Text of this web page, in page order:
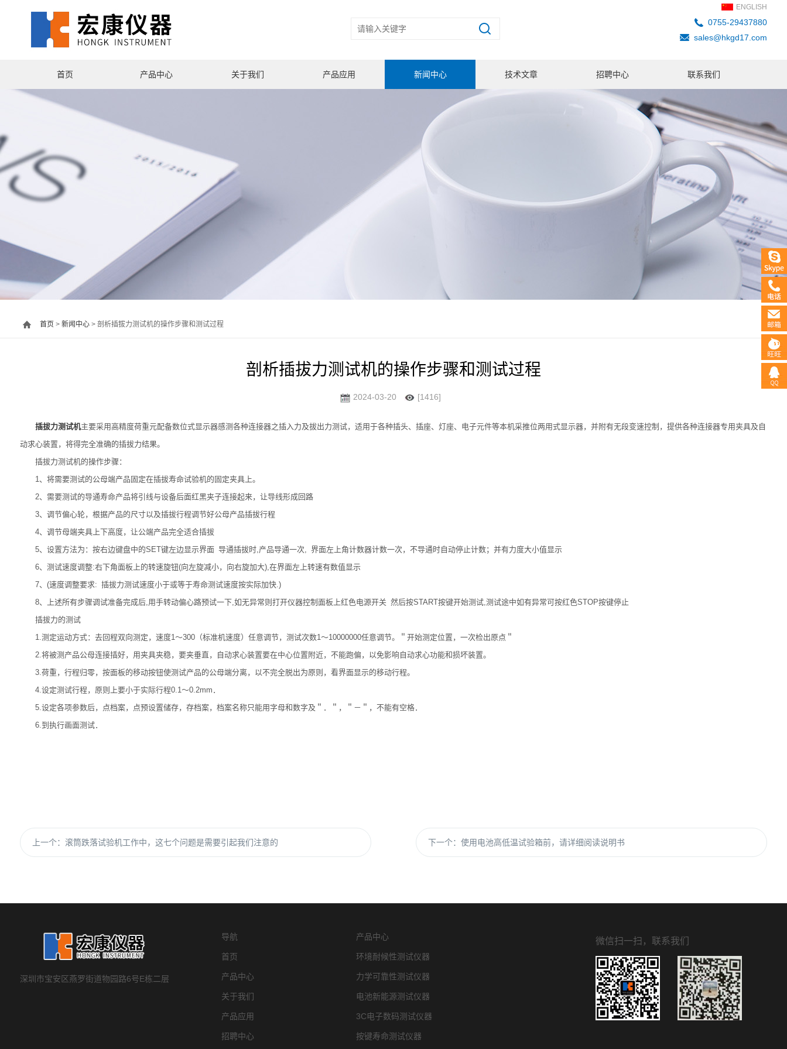
ENGLISH
0755-29437880
sales@hkgd17.com
首页 产品中心 关于我们 产品应用 新闻中心 技术文章 招聘中心 联系我们
首页 > 新闻中心> 剖析插拔力测试机的操作步骤和测试过程
剖析插拔力测试机的操作步骤和测试过程
2024-03-20 [1416]
插拔力测试机主要采用高精度荷重元配备数位式显示器感测各种连接器之插入力及拔出力测试，适用于各种插头、插座、灯座、电子元件等本机采推位两用式显示器，并附有无段变速控制，提供各种连接器专用夹具及自
动求心装置，将得完全准确的插拔力结果。
插拔力测试机的操作步骤：
1、将需要测试的公母端产品固定在插拔寿命试验机的固定夹具上。
2、需要测试的导通寿命产品将引线与设备后面红黑夹子连接起来，让导线形成回路
3、调节偏心轮，根据产品的尺寸以及插拔行程调节好公母产品插拔行程
4、调节母端夹具上下高度，让公端产品完全适合插拔
5、设置方法为：按右边键盘中的SET键左边显示界面 导通插拔时,产品导通一次, 界面左上角计数器计数一次，不导通时自动停止计数；并有力度大小值显示
6、测试速度调整:右下角面板上的转速旋钮(向左旋减小，向右旋加大),在界面左上转速有数值显示
7、(速度调整要求: 插拔力测试速度小于或等于寿命测试速度按实际加快.)
8、上述所有步骤调试准备完成后,用手转动偏心路预试一下,如无异常则打开仪器控制面板上红色电源开关 然后按START按键开始测试,测试途中如有异常可按红色STOP按键停止
插拔力的测试
1.测定运动方式：去回程双向测定，速度1～300（标准机速度）任意调节，测试次数1～10000000任意调节。＂开始测定位置，一次检出原点＂
2.将被测产品公母连接插好，用夹具夹稳，要夹垂直，自动求心装置要在中心位置附近，不能跑偏，以免影响自动求心功能和损坏装置。
3.荷重，行程归零，按面板的移动按钮使测试产品的公母端分离，以不完全脱出为原则，看界面显示的移动行程。
4.设定测试行程，原则上要小于实际行程0.1～0.2mm．
5.设定各项参数后，点档案，点预设置储存，存档案，档案名称只能用字母和数字及＂．＂，＂－＂，不能有空格．
6.到执行画面测试．
上一个： 滚筒跌落试验机工作中，这七个问题是需要引起我们注意的 下一个：使用电池高低温试验箱前，请详细阅读说明书
深圳市宝安区燕罗街道物园路6号E栋二层
导航
首页
产品中心
关于我们
产品应用
招聘中心
产品中心
环境耐候性测试仪器
力学可靠性测试仪器
电池新能源测试仪器
3C电子数码测试仪器
按键寿命测试仪器
微信扫一扫，联系我们